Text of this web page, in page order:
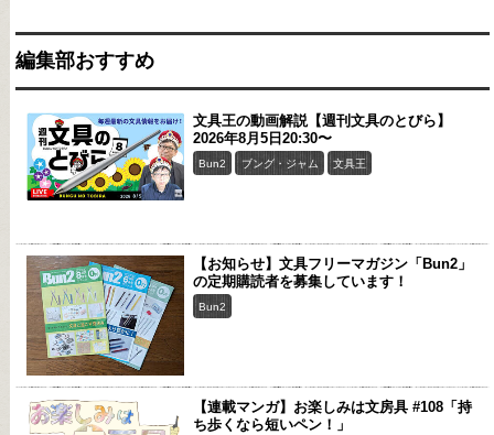
編集部おすすめ
文具王の動画解説【週刊文具のとびら】
2026年8月5日20:30〜
Bun2 ブング・ジャム 文具王
【お知らせ】文具フリーマガジン「Bun2」
の定期購読者を募集しています！
Bun2
【連載マンガ】お楽しみは文房具 #108「持
ち歩くなら短いペン！」